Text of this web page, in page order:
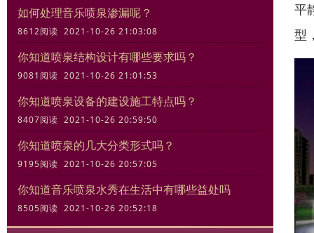
如何处理音乐喷泉渗漏呢？
8612阅读 2021-10-26 21:03:08
你知道喷泉结构设计有哪些要求吗？
9081阅读 2021-10-26 21:01:53
你知道喷泉设备的建设施工特点吗？
8407阅读 2021-10-26 20:59:50
你知道喷泉的几大分类形式吗？
9195阅读 2021-10-26 20:57:05
你知道音乐喷泉水秀在生活中有哪些益处吗
8505阅读 2021-10-26 20:52:18
平
型